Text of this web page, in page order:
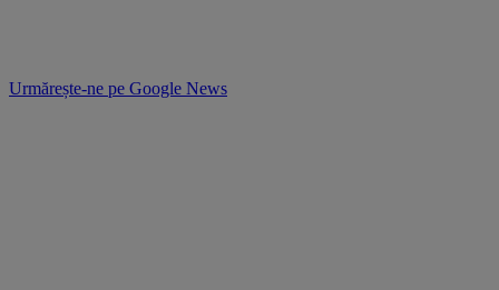
Urmărește-ne pe Google News